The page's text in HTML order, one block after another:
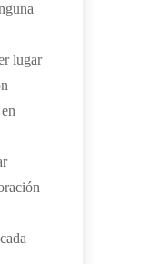
lugar